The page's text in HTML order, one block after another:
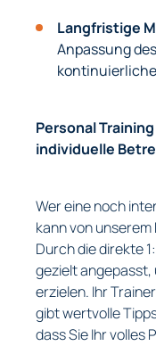
Langfristige
Anpassung
Personal
individuelle
Wer eine noch
kann von
Durch die direkte
gezielt angepasst,
erzielen. Ihr
gibt wertvolle
dass Sie Ihr volles